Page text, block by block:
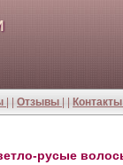
Отзывы Контакты
русые